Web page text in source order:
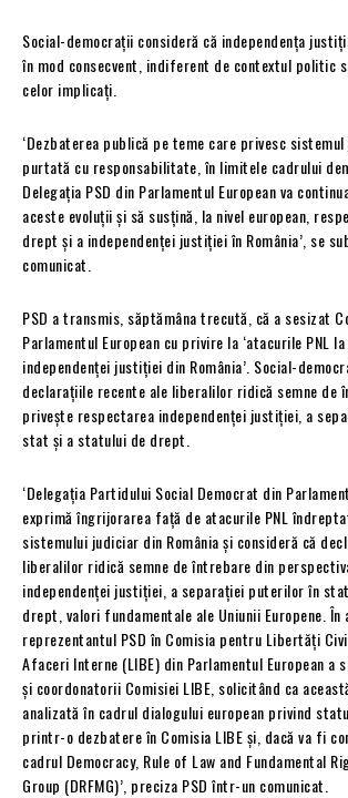
Social-democrații consideră că independența
în mod consecvent, indiferent de contextul politic
celor implicați.
‘Dezbaterea publică pe teme care privesc
purtată cu responsabilitate, în limitele cadrului
Delegația PSD din Parlamentul European va
aceste evoluții și să susțină, la nivel european,
drept și a independenței justiției în România’, se
comunicat.
PSD a transmis, săptămâna trecută, că a sesizat
Parlamentul European cu privire la ‘atacurile PNL
independenței justiției din România’. Social-
declarațiile recente ale liberalilor ridică semne de
privește respectarea independenței justiției, a
stat și a statului de drept.
‘Delegația Partidului Social Democrat din
exprimă îngrijorarea față de atacurile PNL
sistemului judiciar din România și consideră că
liberalilor ridică semne de întrebare din
independenței justiției, a separației puterilor în
drept, valori fundamentale ale Uniunii Europene. În
reprezentantul PSD în Comisia pentru Libertăți
Afaceri Interne (LIBE) din Parlamentul European a
și coordonatorii Comisiei LIBE, solicitând ca
analizată în cadrul dialogului european privind
printr-o dezbatere în Comisia LIBE și, dacă va fi
cadrul Democracy, Rule of Law and Fundamental
Group (DRFMG)’, preciza PSD într-un comunicat.